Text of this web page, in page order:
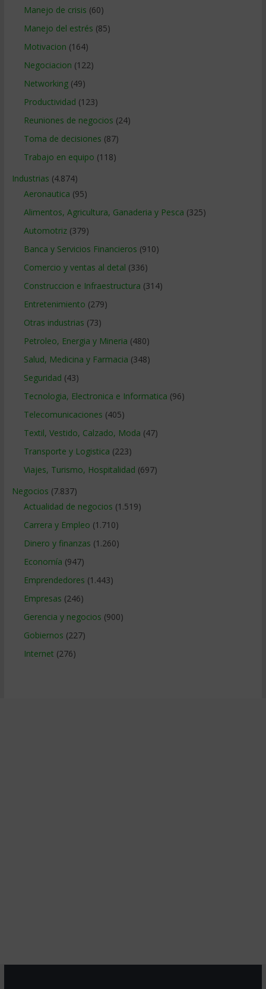
Manejo de crisis (60)
Manejo del estrés (85)
Motivacion (164)
Negociacion (122)
Networking(49)
Productividad (123)
Reuniones de negocios (24)
Toma de decisiones (87)
Trabajo en equipo (118)
Industrias (4.874)
Aeronautica (95)
Alimentos, Agricultura, Ganaderia y Pesca (325)
Automotriz(379)
Banca y Servicios Financieros (910)
Comercio y ventas al detal (336)
Construccion e Infraestructura (314)
Entretenimiento (279)
Otras industrias (73)
Petroleo, Energia y Mineria (480)
Salud, Medicina y Farmacia (348)
Seguridad (43)
Tecnologia, Electronica e Informatica (96)
Telecomunicaciones (405)
Textil, Vestido, Calzado, Moda (47)
Transporte y Logistica (223)
Viajes, Turismo, Hospitalidad (697)
Negocios (7.837)
Actualidad de negocios (1.519)
Carrera y Empleo (1.710)
Dinero y finanzas (1.260)
Economía (947)
Emprendedores (1.443)
Empresas (246)
Gerencia y negocios (900)
Gobiernos (227)
Internet (276)